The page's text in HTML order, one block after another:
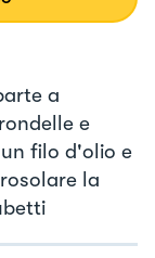
a
e
filo d'olio e
la